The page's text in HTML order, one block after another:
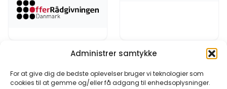
Administrer samtykke
For at give dig de bedste oplevelser bruger vi teknologier som
cookies til at gemme og/eller få adgang til enhedsoplysninger.
1 2 … 7 Næste »